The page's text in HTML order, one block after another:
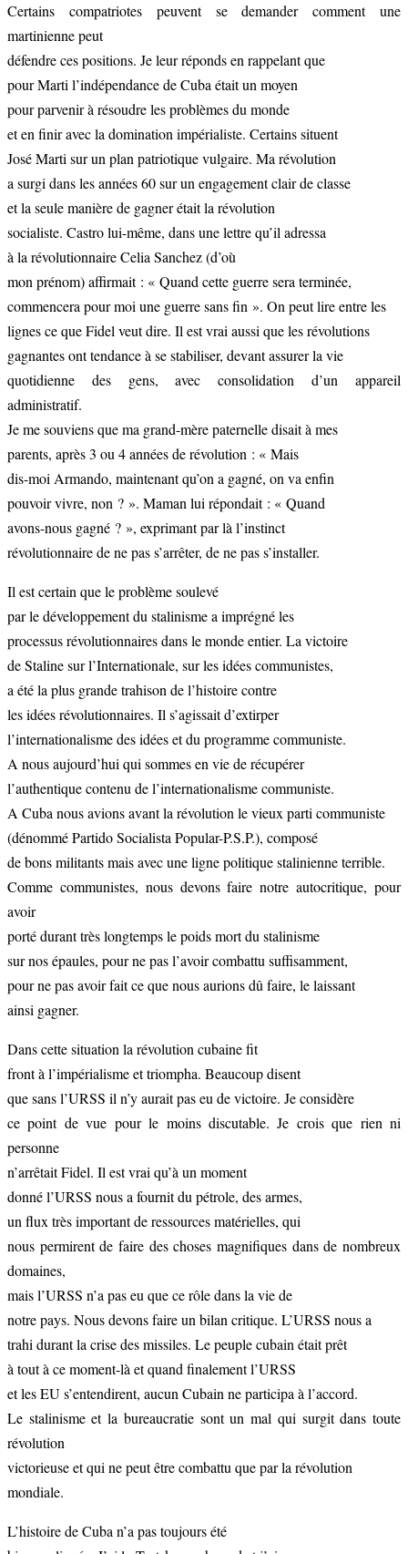
Certains compatriotes peuvent se demander comment une
martinienne peut
défendre ces positions. Je leur réponds en rappelant que
pour Marti l’indépendance de Cuba était un moyen
pour parvenir à résoudre les problèmes du monde
et en finir avec la domination impérialiste. Certains situent
José Marti sur un plan patriotique vulgaire. Ma révolution
a surgi dans les années 60 sur un engagement clair de classe
et la seule manière de gagner était la révolution
socialiste. Castro lui-même, dans une lettre qu’il adressa
à la révolutionnaire Celia Sanchez (d’où
mon prénom) affirmait : « Quand cette guerre sera terminée,
commencera pour moi une guerre sans fin ». On peut lire entre les
lignes ce que Fidel veut dire. Il est vrai aussi que les révolutions
gagnantes ont tendance à se stabiliser, devant assurer la vie
quotidienne des gens, avec consolidation d’un appareil
administratif.
Je me souviens que ma grand-mère paternelle disait à mes
parents, après 3 ou 4 années de révolution : « Mais
dis-moi Armando, maintenant qu’on a gagné, on va enfin
pouvoir vivre, non ? ». Maman lui répondait : « Quand
avons-nous gagné ? », exprimant par là l’instinct
révolutionnaire de ne pas s’arrêter, de ne pas s’installer.
Il est certain que le problème soulevé
par le développement du stalinisme a imprégné les
processus révolutionnaires dans le monde entier. La victoire
de Staline sur l’Internationale, sur les idées communistes,
a été la plus grande trahison de l’histoire contre
les idées révolutionnaires. Il s’agissait d’extirper
l’internationalisme des idées et du programme communiste.
A nous aujourd’hui qui sommes en vie de récupérer
l’authentique contenu de l’internationalisme communiste.
A Cuba nous avions avant la révolution le vieux parti communiste
(dénommé Partido Socialista Popular-P.S.P.), composé
de bons militants mais avec une ligne politique stalinienne terrible.
Comme communistes, nous devons faire notre autocritique, pour
avoir
porté durant très longtemps le poids mort du stalinisme
sur nos épaules, pour ne pas l’avoir combattu suffisamment,
pour ne pas avoir fait ce que nous aurions dû faire, le laissant
ainsi gagner.
Dans cette situation la révolution cubaine fit
front à l’impérialisme et triompha. Beaucoup disent
que sans l’URSS il n’y aurait pas eu de victoire. Je considère
ce point de vue pour le moins discutable. Je crois que rien ni
personne
n’arrêtait Fidel. Il est vrai qu’à un moment
donné l’URSS nous a fournit du pétrole, des armes,
un flux très important de ressources matérielles, qui
nous permirent de faire des choses magnifiques dans de nombreux
domaines,
mais l’URSS n’a pas eu que ce rôle dans la vie de
notre pays. Nous devons faire un bilan critique. L’URSS nous a
trahi durant la crise des missiles. Le peuple cubain était prêt
à tout à ce moment-là et quand finalement l’URSS
et les EU s’entendirent, aucun Cubain ne participa à l’accord.
Le stalinisme et la bureaucratie sont un mal qui surgit dans toute
révolution
victorieuse et qui ne peut être combattu que par la révolution
mondiale.
L’histoire de Cuba n’a pas toujours été